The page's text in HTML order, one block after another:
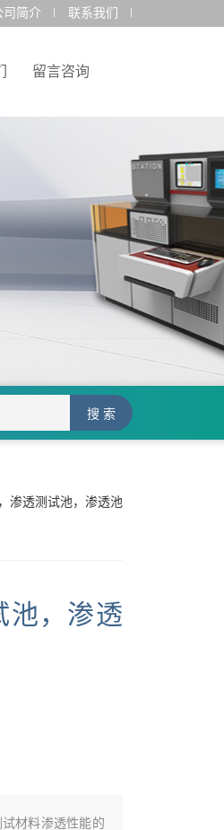
司简介 联系我们
留言咨询
渗透测试池，渗透池
池，渗透
材料渗透性能的